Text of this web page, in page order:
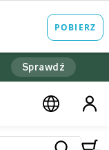
Sprawdź